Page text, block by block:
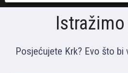
Istražimo
Posjećujete Krk? Evo što bi